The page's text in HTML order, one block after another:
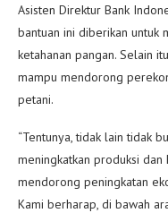
Asisten Direktur Bank
bantuan ini diberikan untuk
ketahanan pangan. Selain
mampu mendorong
petani.
“Tentunya, tidak lain tidak
meningkatkan produksi dan
mendorong peningkatan
Kami berharap, di bawah